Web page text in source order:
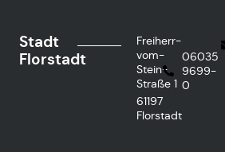
Stadt
Florstadt
Freiherr-
vom-
Stein-
Straße 1
61197
Florstadt
06035
9699-
0